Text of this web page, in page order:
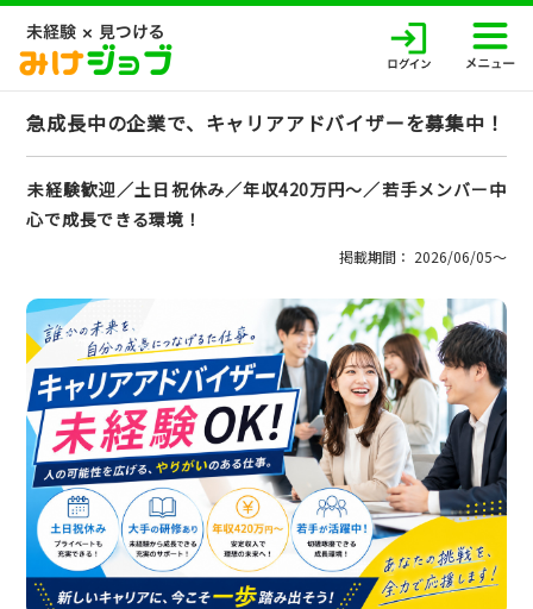
急成長中の企業で、キャリアアドバイザーを募集中！
未経験歓迎／土日祝休み／年収420万円～／若手メンバー中
心で成長できる環境！
掲載期間： 2026/06/05〜